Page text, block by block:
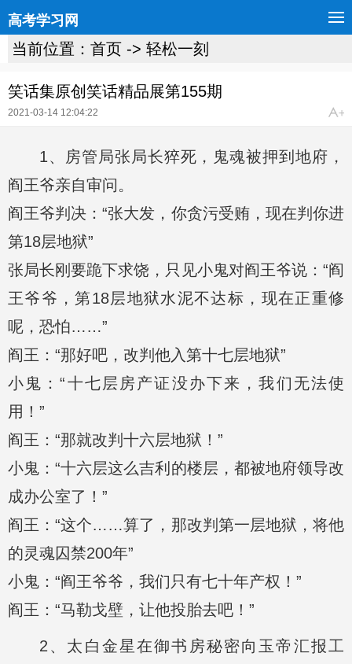
高考学习网
当前位置： 首页 -> 轻松一刻
笑话集原创笑话精品展第155期
2021-03-14 12:04:22
1、房管局张局长猝死，鬼魂被押到地府，
阎王爷亲自审问。
阎王爷判决：“张大发，你贪污受贿，现在判你进
第18层地狱”
张局长刚要跪下求饶，只见小鬼对阎王爷说：“阎
王爷爷，第18层地狱水泥不达标，现在正重修
呢，恐怕……”
阎王：“那好吧，改判他入第十七层地狱”
小鬼：“十七层房产证没办下来，我们无法使
用！”
阎王：“那就改判十六层地狱！”
小鬼：“十六层这么吉利的楼层，都被地府领导改
成办公室了！”
阎王：“这个……算了，那改判第一层地狱，将他
的灵魂囚禁200年”
小鬼：“阎王爷爷，我们只有七十年产权！”
阎王：“马勒戈壁，让他投胎去吧！”
2、太白金星在御书房秘密向玉帝汇报工